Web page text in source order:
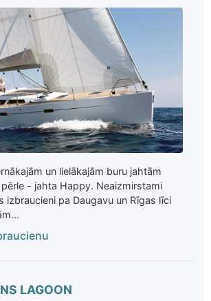
un lielākajām buru jahtām
- jahta Happy. Neaizmirstami
izbraucieni pa Daugavu un Rīgas līci
LAGOON